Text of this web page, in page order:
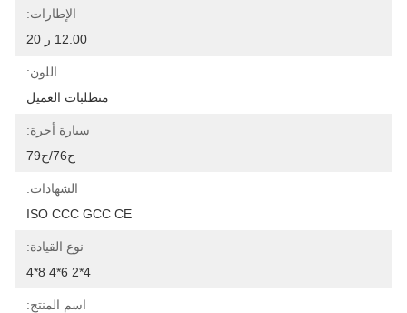
الإطارات:
12.00 ر 20
اللون:
متطلبات العميل
سيارة أجرة:
ح76/ح79
الشهادات:
ISO CCC GCC CE
نوع القيادة:
4*2 6*4 8*4
اسم المنتج: